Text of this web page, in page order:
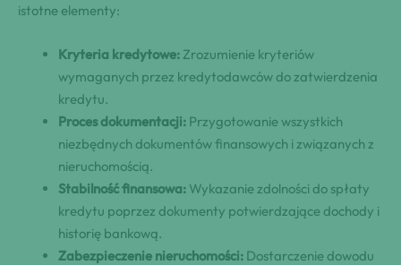
istotne elementy:
Kryteria kredytowe: Zrozumienie kryteriów
wymaganych przez kredytodawców do zatwierdzenia
kredytu.
Proces dokumentacji: Przygotowanie wszystkich
niezbędnych dokumentów finansowych i związanych z
nieruchomością.
Stabilność finansowa: Wykazanie zdolności do spłaty
kredytu poprzez dokumenty potwierdzające dochody i
historię bankową.
Zabezpieczenie nieruchomości: Dostarczenie dowodu